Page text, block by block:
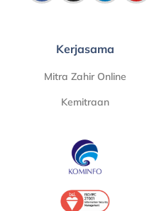
Kerjasama
Mitra Zahir Online
Kemitraan